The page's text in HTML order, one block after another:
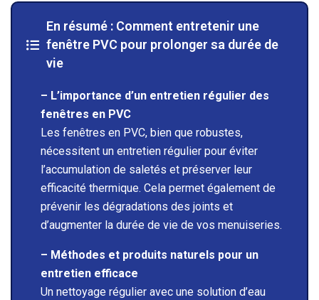
En résumé : Comment entretenir une
fenêtre PVC pour prolonger sa durée de
vie
– L’importance d’un entretien régulier des
fenêtres en PVC
Les fenêtres en PVC, bien que robustes,
nécessitent un entretien régulier pour éviter
l’accumulation de saletés et préserver leur
efficacité thermique. Cela permet également de
prévenir les dégradations des joints et
d’augmenter la durée de vie de vos menuiseries.
– Méthodes et produits naturels pour un
entretien efficace
Un nettoyage régulier avec une solution d’eau